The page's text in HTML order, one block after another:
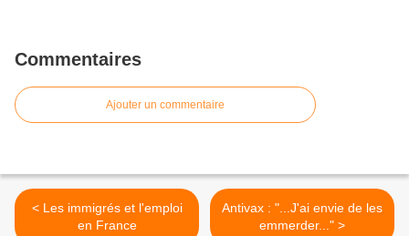
Commentaires
Ajouter un commentaire
< Les immigrés et l'emploi
en France
Antivax : "...J'ai envie de les
emmerder..." >